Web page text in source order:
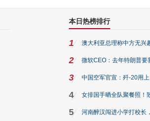
本日热榜排行
1 澳大利亚总理称中方无兴
2 微软CEO：去年特朗普要
3 中国空军官宣：歼-20用
4 女排国手晒全队聚餐照！
5 河南醉汉闯进小学打校长